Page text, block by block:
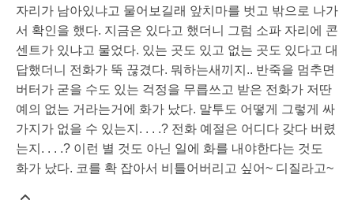
자리가 남아있냐고 물어보길래 앞치마를 벗고 밖으로 나가
서 확인을 했다. 지금은 있다고 했더니 그럼 소파 자리에 콘
센트가 있냐고 물었다. 있는 곳도 있고 없는 곳도 있다고 대
답했더니 전화가 뚝 끊겼다. 뭐하는새끼지.. 반죽을 멈추면
버터가 굳을 수도 있는 걱정을 무릅쓰고 받은 전화가 저딴
예의 없는 거라는거에 화가 났다. 말투도 어떻게 그렇게 싸
가지가 없을 수 있는지. . . .? 전화 예절은 어디다 갖다 버렸
는지. . . .? 이런 별 것도 아닌 일에 화를 내야한다는 것도
화가 났다. 코를 확 잡아서 비틀어버리고 싶어~ 디질라고~